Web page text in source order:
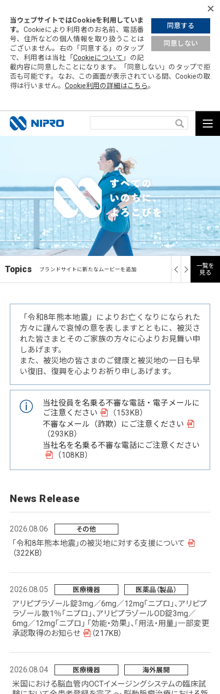
同意する
同意しない
当ウェブサイトではCookieを利用していま
す。 Cookieにより利用者のお名前、電話番
号、住所などの個人情報を取り扱うことは
ございません。右の「同意する」のタップ
で、利用者は当社「 Cookieについて 」の記
載内容に同意したことになります。「同意しない」の タップで拒
否も可能です。なお、この画面が表示されている間、Cookieの取
得は行いません。 Cookie利用の詳細はこちら。
Topics
のブランドサイトに新たなムービーを追加
未来を切り拓く可能性、再生医
一覧を
見る
「令和8年熊本地震」によりお亡くなりになられた
方々に謹んで哀悼の意を表しますとともに、被災さ
れた皆さまとそのご家族の方々に心よりお見舞い申
しあげます。
また、被災地の皆さまのご健康と被災地の一日も早
い復旧、復興を心よりお祈り申しあげます。
当社役員を名乗る不審な電話・電子メールに
ご注意ください
（153KB）
不審なメール（詐欺）にご注意ください
（293KB）
当社名を名乗る不審な電話にご注意ください
（108KB）
News Release
2026.08.06 その他
「令和8年熊本地震」の被災地に対する支援について
（322KB）
2026.08.05 医療機器 医薬品（製品）
アリピプラゾール錠3mg／6mg／12mg「ニプロ」、アリピプ
ラゾール散1％「ニプロ」、アリピプラゾールOD錠3mg／
6mg／12mg「ニプロ」 「効能・効果」、「用法・用量」一部変更
承認取得のお知らせ
（217KB）
2026.08.04 医療機器 海外展開
米国における脳血管内OCTイメージングシステムの臨床試